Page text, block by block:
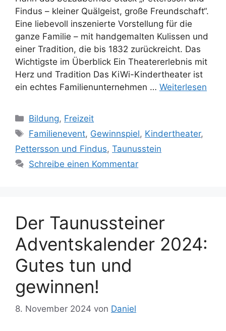
Findus – kleiner Quälgeist, große Freundschaft“.
Eine liebevoll inszenierte Vorstellung für die
ganze Familie – mit handgemalten Kulissen und
einer Tradition, die bis 1832 zurückreicht. Das
Wichtigste im Überblick Ein Theatererlebnis mit
Herz und Tradition Das KiWi-Kindertheater ist
ein echtes Familienunternehmen … Weiterlesen
Kategorien
Bildung, Freizeit
Schlagwörter
Familienevent, Gewinnspiel, Kindertheater,
Pettersson und Findus, Taunusstein
Schreibe einen Kommentar
Der Taunussteiner
Adventskalender 2024:
Gutes tun und
gewinnen!
8. November 2024 von Daniel